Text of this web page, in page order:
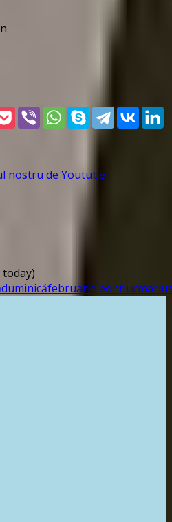
nostru de Youtube
duminicăfebruarieleontiuc